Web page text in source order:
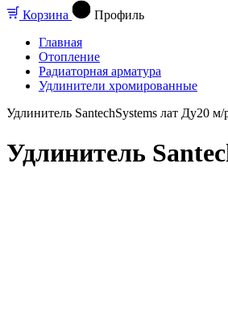
Корзина
Профиль
Главная
Отопление
Радиаторная арматура
Удлинители хромированные
Удлинитель SantechSystems лат Ду20
Удлинитель